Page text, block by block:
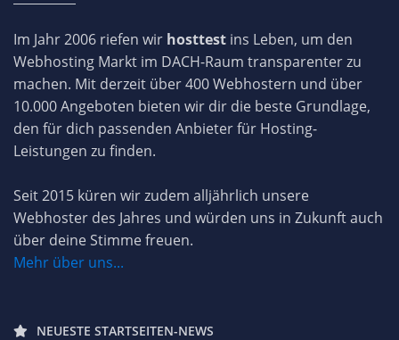
Im Jahr 2006 riefen wir hosttest ins Leben, um den
Webhosting Markt im DACH-Raum transparenter zu
machen. Mit derzeit über 400 Webhostern und über
10.000 Angeboten bieten wir dir die beste Grundlage,
den für dich passenden Anbieter für Hosting-
Leistungen zu finden.
Seit 2015 küren wir zudem alljährlich unsere
Webhoster des Jahres und würden uns in Zukunft auch
über deine Stimme freuen.
Mehr über uns...
NEUESTE STARTSEITEN-NEWS